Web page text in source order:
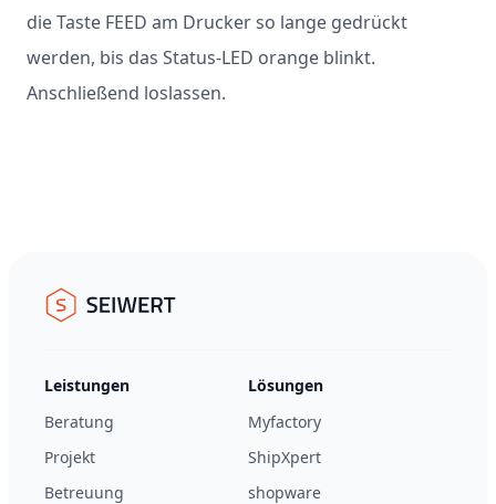
die Taste FEED am Drucker so lange gedrückt
werden, bis das Status-LED orange blinkt.
Anschließend loslassen.
Seiwert GmbH
Leistungen
Beratung
Projekt
Betreuung
Lösungen
Myfactory
ShipXpert
shopware